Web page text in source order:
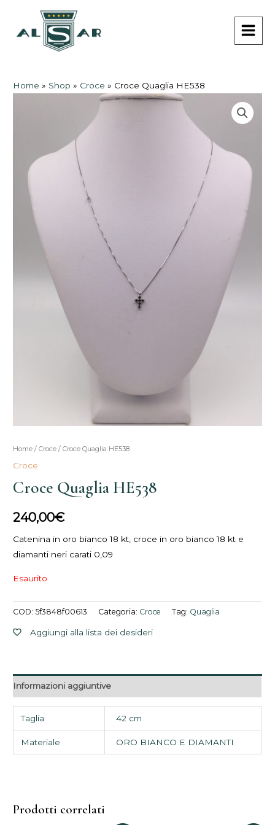
contenuto
Home » Shop » Croce » Croce Quaglia HE538
Home /Croce / Croce Quaglia HE538
Croce
Croce Quaglia HE538
240,00€
Catenina in oro bianco 18 kt, croce in oro bianco 18 kt e
diamanti neri carati 0,09
Esaurito
COD: 5f3848f00613 Categoria: Croce Tag: Quaglia
Aggiungi alla lista dei desideri
Informazioni aggiuntive
Taglia 42 cm
Materiale ORO BIANCO E DIAMANTI
Prodotti correlati